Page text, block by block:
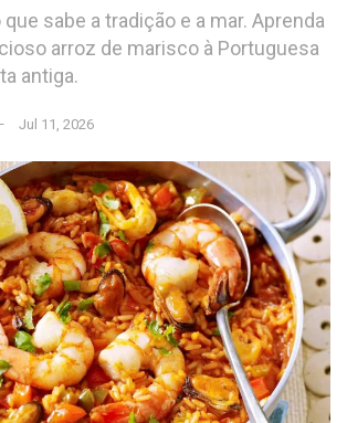
sabe a tradição e a mar. Aprenda
arroz de marisco à Portuguesa
antiga.
Jul 11, 2026